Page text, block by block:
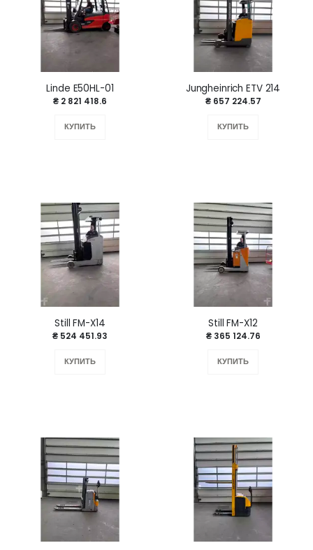
Linde E50HL-01
₴ 2 821 418.6
КУПИТЬ
Jungheinrich ETV 214
₴ 657 224.57
КУПИТЬ
Still FM-X14
₴ 524 451.93
КУПИТЬ
Still FM-X12
₴ 365 124.76
КУПИТЬ